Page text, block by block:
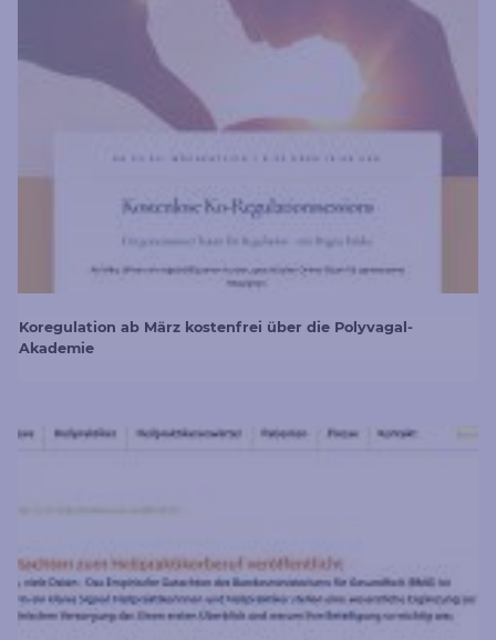
Koregulation ab März kostenfrei über die Polyvagal-
Akademie